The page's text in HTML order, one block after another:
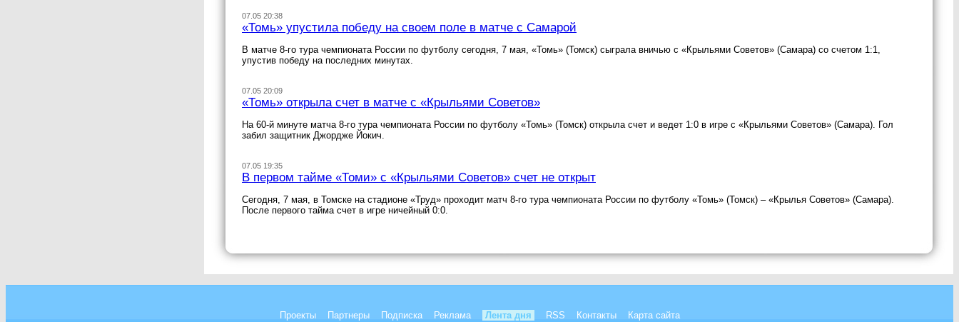
07.05 20:38
«Томь» упустила победу на своем поле в матче с Самарой
В матче 8-го тура чемпионата России по футболу сегодня, 7 мая, «Томь» (Томск) сыграла вничью с «Крыльями Советов» (Самара) со счетом 1:1,
упустив победу на последних минутах.
07.05 20:09
«Томь» открыла счет в матче с «Крыльями Советов»
На 60-й минуте матча 8-го тура чемпионата России по футболу «Томь» (Томск) открыла счет и ведет 1:0 в игре с «Крыльями Советов» (Самара). Гол
забил защитник Джордже Йокич.
07.05 19:35
В первом тайме «Томи» с «Крыльями Советов» счет не открыт
Сегодня, 7 мая, в Томске на стадионе «Труд» проходит матч 8-го тура чемпионата России по футболу «Томь» (Томск) – «Крылья Советов» (Самара).
После первого тайма счет в игре ничейный 0:0.
Проекты Партнеры Подписка Реклама Лента дня RSS Контакты Карта сайта